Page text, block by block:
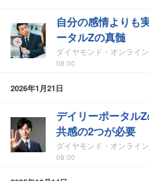
自分の感情よりも
ータルZの真髄
ダイヤモンド・オンライン
08:00
2026年1月21日
デイリーポータル
共感の2つが必要
ダイヤモンド・オンライン
08:00